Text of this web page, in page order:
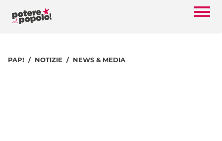
PAP! NOTIZIE NEWS & MEDIA